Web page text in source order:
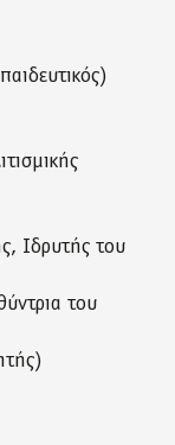
Ιδρυτής του
του